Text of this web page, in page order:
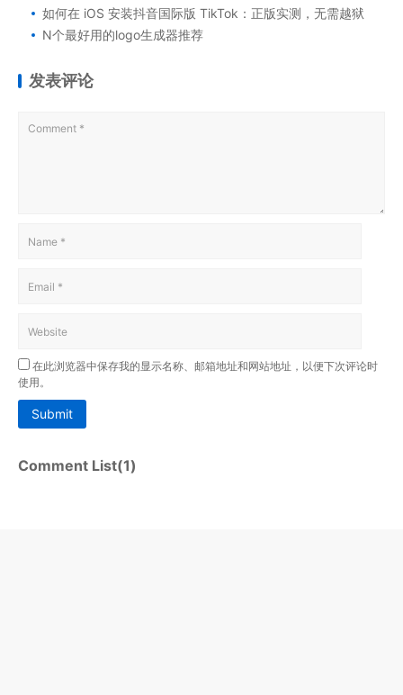
如何在 iOS 安装抖音国际版 TikTok：正版实测，无需越狱
N个最好用的logo生成器推荐
发表评论
在此浏览器中保存我的显示名称、邮箱地址和网站地址，以便下次评论时
使用。
Submit
Comment List(1)